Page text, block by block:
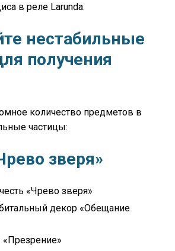
в реле Larunda.
нестабильные
получения
количество предметов в
частицы:
зверя»
«Чрево зверя»
декор «Обещание